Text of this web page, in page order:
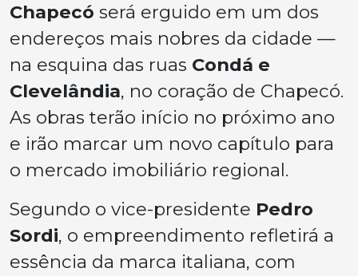
Chapecó será erguido em um dos
endereços mais nobres da cidade —
na esquina das ruas Condá e
Clevelândia, no coração de Chapecó.
As obras terão início no próximo ano
e irão marcar um novo capítulo para
o mercado imobiliário regional.
Segundo o vice-presidente Pedro
Sordi, o empreendimento refletirá a
essência da marca italiana, com